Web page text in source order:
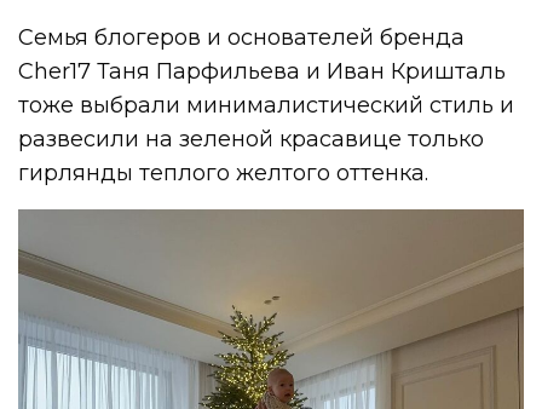
Семья блогеров и основателей бренда
Cher17 Таня Парфильева и Иван Кришталь
тоже выбрали минималистический стиль и
развесили на зеленой красавице только
гирлянды теплого желтого оттенка.